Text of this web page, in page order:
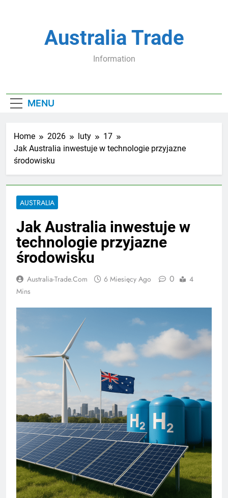
Australia Trade
Information
MENU
Home 2026 luty
17
Jak Australia inwestuje w technologie przyjazne
środowisku
AUSTRALIA
Jak Australia inwestuje w
technologie przyjazne
środowisku
Australia-Trade.com 6 Miesięcy Ago 0
4
Mins